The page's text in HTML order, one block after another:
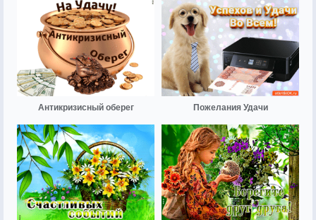
Антикризисный оберег Пожелания Удачи